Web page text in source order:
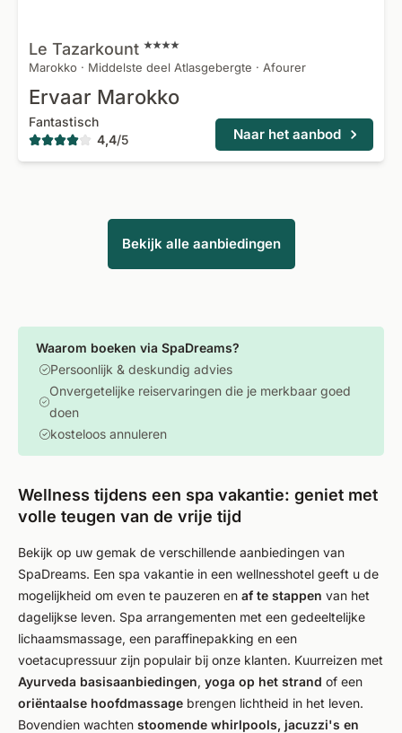
Le Tazarkount
Marokko · Middelste deel Atlasgebergte · Afourer
Ervaar Marokko
Fantastisch
4,4/5 Naar het aanbod
Bekijk alle aanbiedingen
Waarom boeken via SpaDreams?
Persoonlijk & deskundig advies
Onvergetelijke reiservaringen die je merkbaar goed
doen
kosteloos annuleren
Wellness tijdens een spa vakantie: geniet met
volle teugen van de vrije tijd
Bekijk op uw gemak de verschillende aanbiedingen van
SpaDreams. Een spa vakantie in een wellnesshotel geeft u de
mogelijkheid om even te pauzeren en af te stappen van het
dagelijkse leven. Spa arrangementen met een gedeeltelijke
lichaamsmassage, een paraffinepakking en een
voetacupressuur zijn populair bij onze klanten. Kuurreizen met
Ayurveda basisaanbiedingen, yoga op het strand of een
oriëntaalse hoofdmassage brengen lichtheid in het leven.
Bovendien wachten stoomende whirlpools, jacuzzi's en